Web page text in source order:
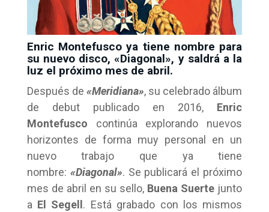
Enric Montefusco ya tiene nombre para
su nuevo disco, «Diagonal», y saldrá a la
luz el próximo mes de abril.
Después de «Meridiana», su celebrado álbum
de debut publicado en 2016, Enric
Montefusco continúa explorando nuevos
horizontes de forma muy personal en un
nuevo trabajo que ya tiene
nombre: «Diagonal». Se publicará el próximo
mes de abril en su sello, Buena Suerte junto
a El Segell . Está grabado con los mismos